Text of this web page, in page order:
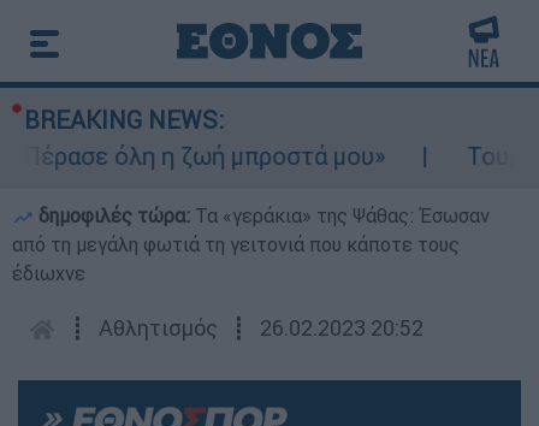
BREAKING NEWS:
όλη η ζωή μπροστά μου»
δημοφιλές τώρα: Τα «γεράκια» της Ψάθας: Έσωσαν
από τη μεγάλη φωτιά τη γειτονιά που κάποτε τους
έδιωχνε
┋ Αθλητισμός ┋ 26.02.2023 20:52